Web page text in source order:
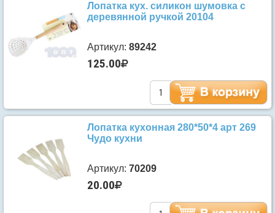
Лопатка кух. силикон шумовка с
деревянной ручкой 20104
Артикул: 89242
125.00
Лопатка кухонная 280*50*4 арт 269
Чудо кухни
Артикул: 70209
20.00